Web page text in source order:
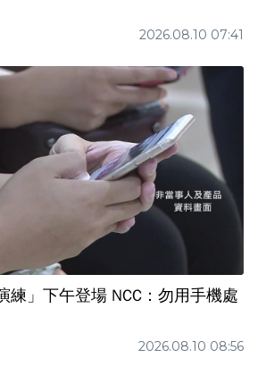
2026.08.10 07:41
練」下午登場 NCC：勿用手機處
2026.08.10 08:56